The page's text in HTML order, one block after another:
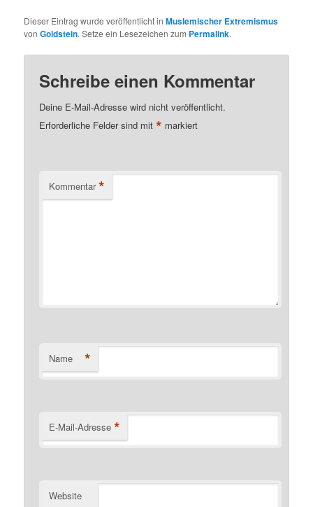
Dieser Eintrag wurde veröffentlicht inMuslemischer Extremismus
vonGoldstein. Setze ein Lesezeichen zum Permalink.
Schreibe einen Kommentar
Deine E-Mail-Adresse wird nicht veröffentlicht.
Erforderliche Felder sind mit* markiert
Kommentar *
Name *
E-Mail-Adresse *
Website